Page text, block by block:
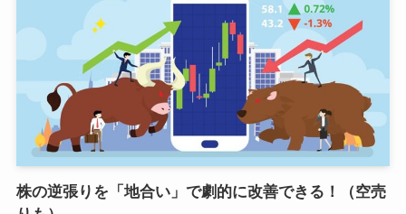
株の逆張りを「地合い」で劇的に改善できる！（空売